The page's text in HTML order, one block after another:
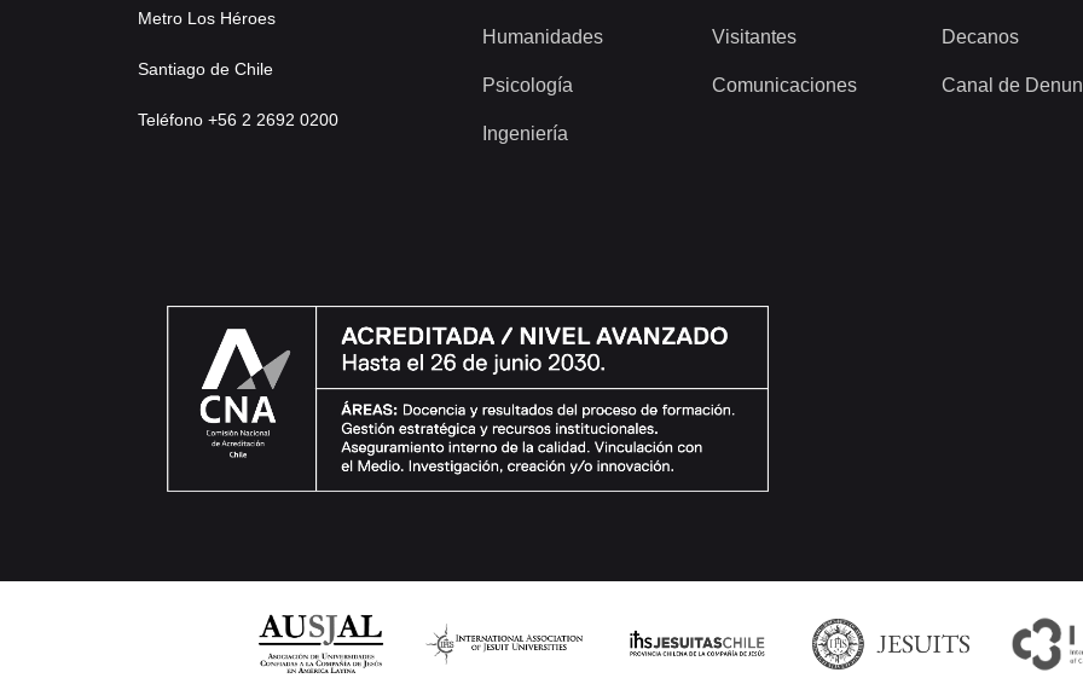
Metro Los Héroes
Santiago de Chile
Teléfono +56 2 2692 0200
Humanidades
Psicología
Ingeniería
Visitantes
Comunicaciones
Decanos
Canal de